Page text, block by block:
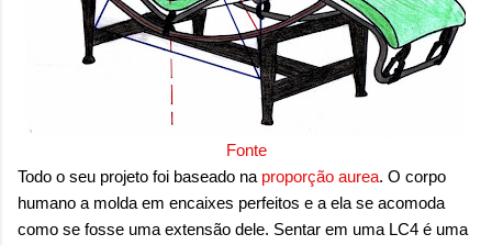
Fonte
Todo o seu projeto foi baseado na proporção aurea. O corpo
humano a molda em encaixes perfeitos e a ela se acomoda
como se fosse uma extensão dele. Sentar em uma LC4 é uma